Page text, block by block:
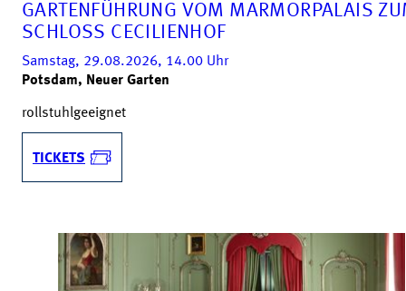
GARTENFÜHRUNG VOM MARMORPALAIS
SCHLOSS CECILIENHOF
Samstag, 29.08.2026, 14.00 Uhr
Potsdam, Neuer Garten
rollstuhlgeeignet
TICKETS